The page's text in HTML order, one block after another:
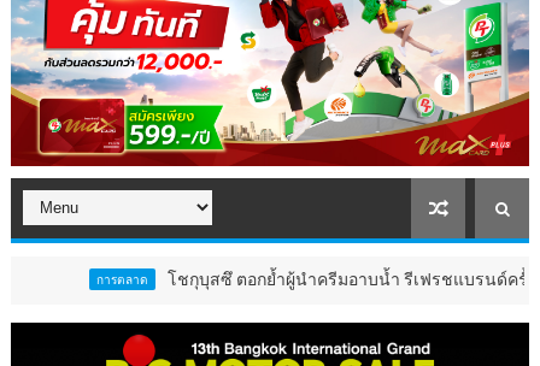
โชกุบุสซึ ตอกย้ำผู้นำครีมอาบน้ำ รีเฟรชแบรนด์ครั้งใหญ่ มุ่งเจาะ